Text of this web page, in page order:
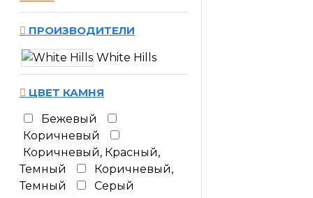
ПРОИЗВОДИТЕЛИ
White Hills
ЦВЕТ КАМНЯ
Бежевый
Коричневый
Коричневый, Красный,
Темный
Коричневый,
Темный
Серый